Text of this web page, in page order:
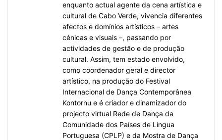
enquanto actual agente da cena artística e
cultural de Cabo Verde, vivencia diferentes
afectos e domínios artísticos – artes
cénicas e visuais –, passando por
actividades de gestão e de produção
cultural. Assim, tem estado envolvido,
como coordenador geral e director
artístico, na produção do Festival
Internacional de Dança Contemporânea
Kontornu e é criador e dinamizador do
projecto virtual Rede de Dança da
Comunidade dos Países de Língua
Portuguesa (CPLP) e da Mostra de Dança